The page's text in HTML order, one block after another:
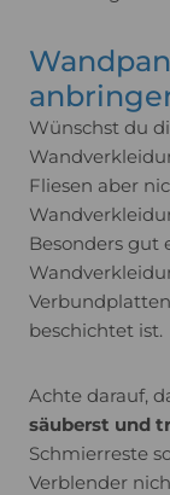
Wünschst du
Fliesen aber
Besonders gut
beschichtet ist.
Achte darauf,
säuberst und
Schmierreste
Verblender